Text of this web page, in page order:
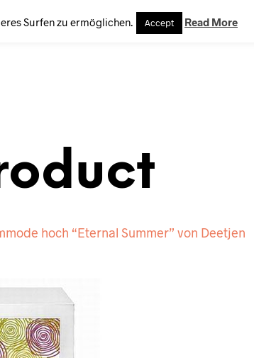
VERTRAG WIDERRUFEN
hoch “Eternal Summer” von Deetjen
Surfen zu ermöglichen. Accept Read More